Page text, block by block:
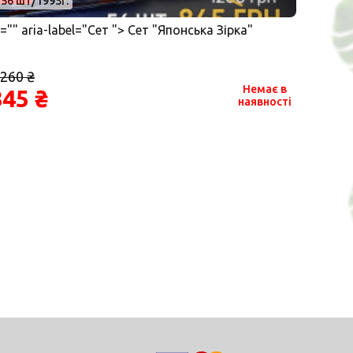
aria-label="Сет "> Сет "Японська Зірка"
₴
₴
Немає в
наявності